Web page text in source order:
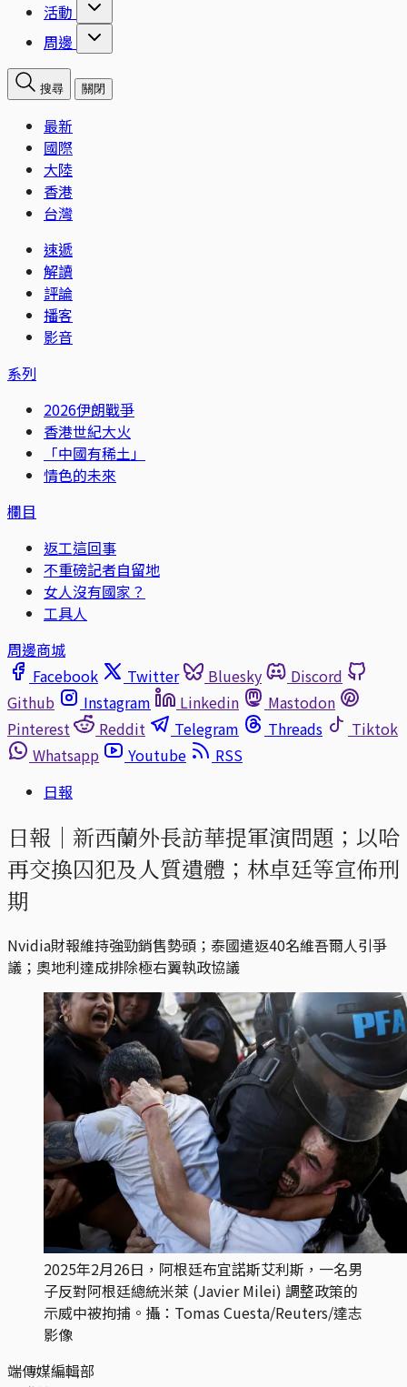
活動
周邊
搜尋 關閉
最新
國際
大陸
香港
台灣
速遞
解讀
評論
播客
影音
系列
2026伊朗戰爭
香港世紀大火
「中國有稀土」
情色的未來
欄目
返工這回事
不重磅記者自留地
女人沒有國家？
工具人
周邊商城
Facebook
Twitter Bluesky
Discord
Github
Instagram Linkedin
Mastodon
Pinterest
Reddit Telegram Threads
Tiktok
Whatsapp
Youtube
RSS
日報
日報｜新西蘭外長訪華提軍演問題；以哈
再交換囚犯及人質遺體；林卓廷等宣佈刑
期
Nvidia財報維持強勁銷售勢頭；泰國遣返40名維吾爾人引爭
議；奧地利達成排除極右翼執政協議
2025年2月26日，阿根廷布宜諾斯艾利斯，一名男
子反對阿根廷總統米萊 (Javier Milei) 調整政策的
示威中被拘捕。攝：Tomas Cuesta/Reuters/達志
影像
端傳媒編輯部